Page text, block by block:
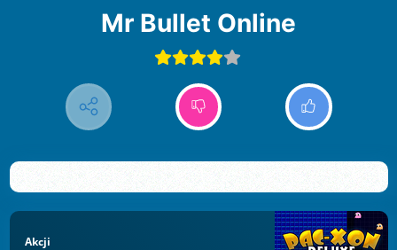
Mr Bullet Online
Akcji